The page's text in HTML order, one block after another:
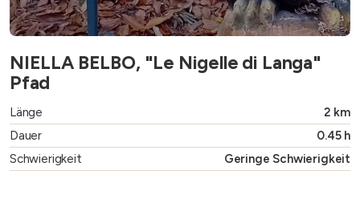
NIELLA BELBO, "Le Nigelle di Langa"
Pfad
Länge
2 km
Dauer
0.45 h
Schwierigkeit
Geringe Schwierigkeit